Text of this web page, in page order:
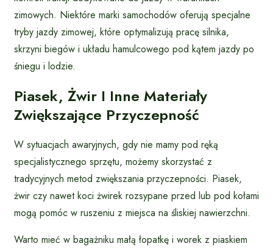
zimowych. Niektóre marki samochodów oferują specjalne
tryby jazdy zimowej, które optymalizują pracę silnika,
skrzyni biegów i układu hamulcowego pod kątem jazdy po
śniegu i lodzie.
Piasek, Żwir I Inne Materiały
Zwiększające Przyczepność
W sytuacjach awaryjnych, gdy nie mamy pod ręką
specjalistycznego sprzętu, możemy skorzystać z
tradycyjnych metod zwiększania przyczepności. Piasek,
żwir czy nawet koci żwirek rozsypane przed lub pod kołami
mogą pomóc w ruszeniu z miejsca na śliskiej nawierzchni.
Warto mieć w bagażniku małą łopatkę i worek z piaskiem